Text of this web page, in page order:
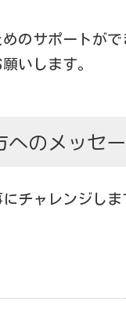
のサポートが
いします。
へのメッセ
チャレンジしま